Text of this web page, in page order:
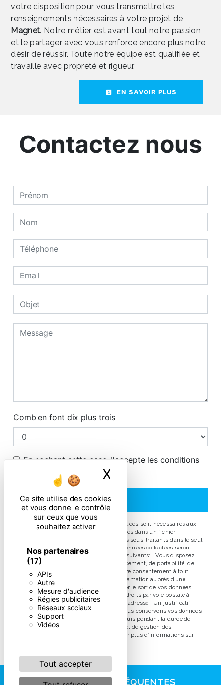
Ce site utilise des cookies
et vous donne le contrôle
sur ceux que vous
souhaitez activer
Nos partenaires
(17)
APIs
Autre
Mesure d'audience
Régies publicitaires
Réseaux sociaux
Support
Vidéos
Tout accepter
X
votre disposition pour vous transmettre les
renseignements nécessaires à votre projet de
Magnet. Notre métier est avant tout notre passion
et le partager avec vous renforce encore plus notre
désir de réussir. Toute notre équipe est qualifiée et
travaille avec propreté et rigueur.
EN SAVOIR PLUS
Contactez nous
Combien font dix plus trois
En cochant cette case, j'accepte les conditions
particulières ci-dessous **
ENVOYER
** Les données personnelles communiquées sont nécessaires aux
fins de vous contacter et sont enregistrées dans un fichier
informatisé. Elles sont destinées à et ses sous-traitants dans le seul
but de répondre à votre message. Les données collectées seront
communiquées aux seuls destinataires suivants: . Vous disposez
de droits d’accès, de rectification, d’effacement, de portabilité, de
limitation, d’opposition, de retrait de votre consentement à tout
moment et du droit d’introduire une réclamation auprès d’une
autorité de contrôle, ainsi que d’organiser le sort de vos données
post-mortem. Vous pouvez exercer ces droits par voie postale à
l'adresse ou par courrier électronique à l'adresse . Un justificatif
d'identité pourra vous être demandé. Nous conservons vos données
pendant la période de prise de contact puis pendant la durée de
prescription légale aux fins probatoires et de gestion des
contentieux. Consultez le site cnil.fr pour plus d’informations sur
RECHERCHES FRÉQUENTES